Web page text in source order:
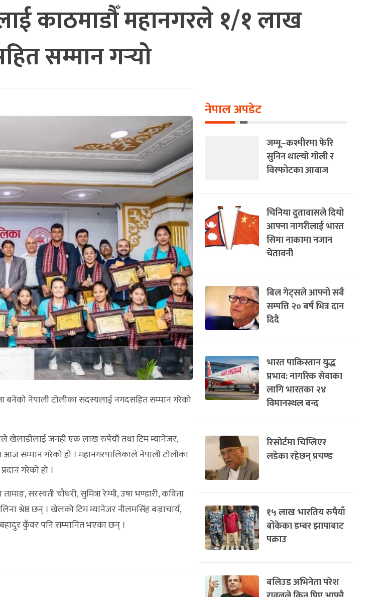
काठमाडौँ महानगरले १/१ लाख
सम्मान गर्‍यो
बनेको नेपाली टोलीका सदस्यलाई नगदसहित सम्मान गरेको
खेलाडीलाई जनही एक लाख रुपैयाँ तथा टिम म्यानेजर,
सम्मान गरेको हो । महानगरपालिकाले नेपाली टोलीका
गरेको हो ।
सरस्वती चौधरी, सुमित्रा रेग्मी, उषा भण्डारी, कविता
श्रेष्ठ छन् । खेलको टिम म्यानेजर नीलमसिंह बज्राचार्य,
कुँवर पनि सम्मानित भएका छन् ।
नेपाल अपडेट
जम्मू–कश्मीरमा फेरि
सुनिन थाल्यो गोली र
विस्फोटका आवाज
चिनिया दुतावासले दियो
आफ्ना नागरीलाई भारत
सिमा नाकामा नजान
चेतावनी
बिल गेट्सले आफ्नो सबै
सम्पत्ति २० बर्ष भित्र दान
दिदै
भारत पाकिस्तान युद्ध
प्रभाव: नागरिक सेवाका
लागि भारतका २४
विमानस्थल बन्द
रिसोर्टमा चिप्लिएर
लडेका रहेछन् प्रचण्ड
१५ लाख भारतिय रुपैयाँ
बोकेका डम्बर झापाबाट
पक्राउ
बलिउड अभिनेता परेश